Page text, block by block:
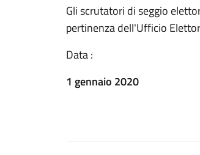
Gli scrutatori di seggio
pertinenza dell'Ufficio
Data :
1 gennaio 2020